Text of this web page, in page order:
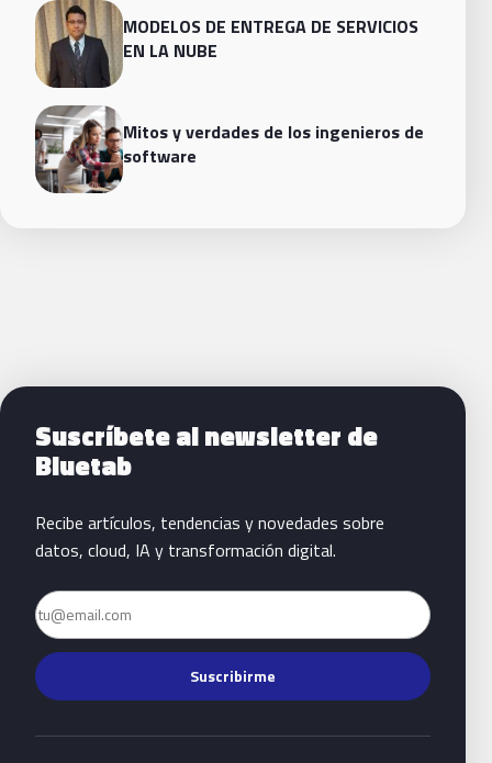
MODELOS DE ENTREGA DE SERVICIOS
EN LA NUBE
Mitos y verdades de los ingenieros de
software
Siguientes pasos con Bluetab
Suscríbete al newsletter de
Bluetab
Recibe artículos, tendencias y novedades sobre
datos, cloud, IA y transformación digital.
Email
Suscribirme